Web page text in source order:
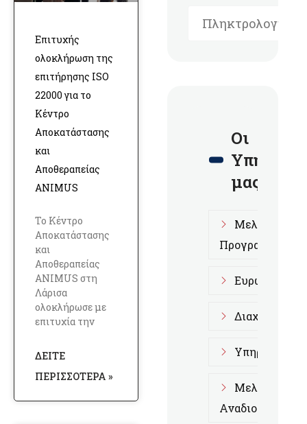
Επιτυχής
ολοκλήρωση της
επιτήρησης ISO
22000 για το
Κέντρο
Αποκατάστασης
και
Αποθεραπείας
ANIMUS
Το Κέντρο
Αποκατάστασης
και
Αποθεραπείας
ANIMUS στη
Λάρισα
ολοκλήρωσε με
επιτυχία την
ΔΕΊΤΕ
ΠΕΡΙΣΣΌΤΕΡΑ »
Οι
μας
Μελέτες
Προγραμμάτων
Ευρωπαϊκά
Υπηρεσίες
Μελέτη